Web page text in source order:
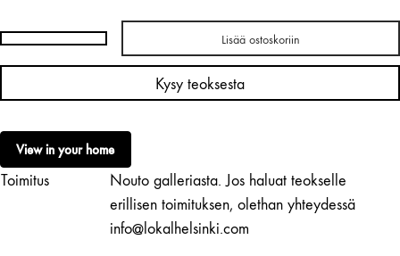
Iisa
Maaranen
määrä
Lisää ostoskoriin
Kysy teoksesta
View in your home
Toimitus
Nouto galleriasta. Jos haluat teokselle
erillisen toimituksen, olethan yhteydessä
info@lokalhelsinki.com